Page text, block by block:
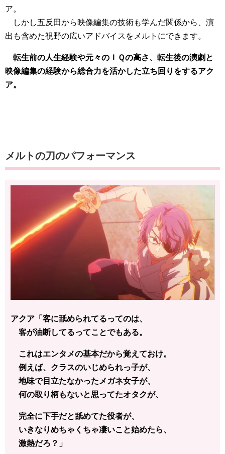
ア。
しかし五反田から映像編集の技術も学んだ関係から、演
出も含めた視野の広いアドバイスをメルトにできます。
転生前の人生経験や元々のＩＱの高さ、転生後の演劇と
映像編集の経験から総合力を活かした立ち回りをするアク
ア。
メルトの刀のパフォーマンス
アクア「客に舐められてるってのは、
客が油断してるってことでもある。
これはエンタメの基本だから覚えておけ。
例えば、クラスのいじめられっ子が、
地味で目立たなかったメガネ女子が、
何の取り柄もないと思ってたオタクが、
完全に下手だと舐めてた役者が、
いきなりめちゃくちゃ凄いこと始めたら、
激熱だろ？」